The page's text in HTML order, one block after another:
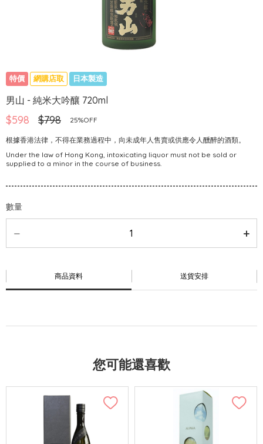
特價 網購店取 日本製造
男山 - 純米大吟釀 720ml
$598 $798 25%OFF
根據香港法律，不得在業務過程中，向未成年人售賣或供應令人醺醉的酒類。
Under the law of Hong Kong, intoxicating liquor must not be sold or
supplied to a minor in the course of business.
數量
商品資料 送貨安排
您可能還喜歡